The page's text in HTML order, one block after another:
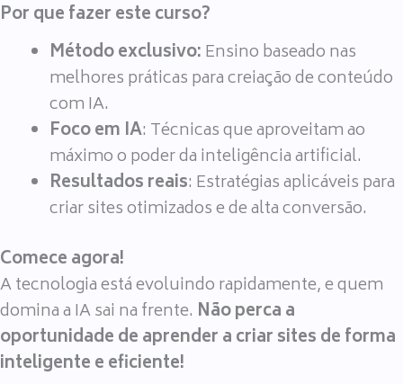
Por que fazer este curso?
Método exclusivo:Ensino baseado nas
melhores práticas para creiação de conteúdo
com IA.
Foco em IA: Técnicas que aproveitam ao
máximo o poder da inteligência artificial.
Resultados reais: Estratégias aplicáveis para
criar sites otimizados e de alta conversão.
Comece agora!
A tecnologia está evoluindo rapidamente, e quem
domina a IA sai na frente. Não perca a
oportunidade de aprender a criar sites de forma
inteligente e eficiente!